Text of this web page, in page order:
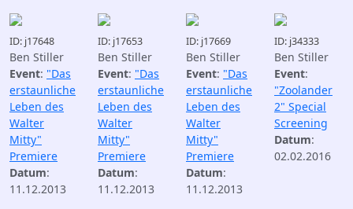
ID: j17648
Ben Stiller
Event: "Das
erstaunliche
Leben des
Walter
Mitty"
Premiere
Datum:
11.12.2013
ID: j17653
Ben Stiller
Event: "Das
erstaunliche
Leben des
Walter
Mitty"
Premiere
Datum:
11.12.2013
ID: j17669
Ben Stiller
Event: "Das
erstaunliche
Leben des
Walter
Mitty"
Premiere
Datum:
11.12.2013
ID: j34333
Ben Stiller
Event:
"Zoolander
2" Special
Screening
Datum:
02.02.2016